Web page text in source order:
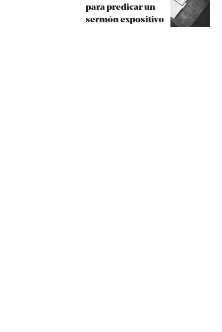
para predicar un
sermón expositivo